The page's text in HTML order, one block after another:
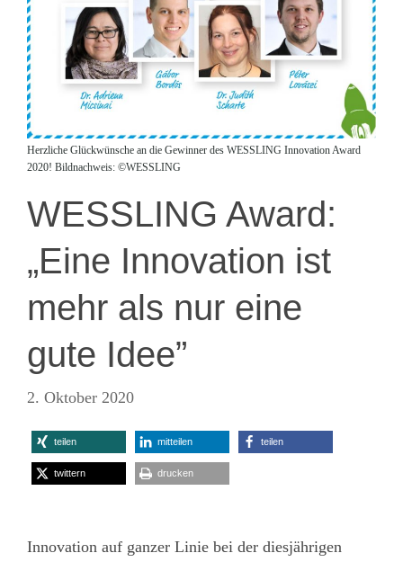
Herzliche Glückwünsche an die Gewinner des WESSLING Innovation Award
2020! Bildnachweis: ©WESSLING
WESSLING Award:
„Eine Innovation ist
mehr als nur eine
gute Idee”
2. Oktober 2020
teilen mitteilen teilen
twittern drucken
Innovation auf ganzer Linie bei der diesjährigen